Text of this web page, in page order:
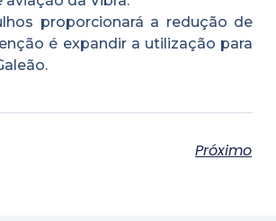
proporcionará a redução de
é expandir a utilização para
Próximo